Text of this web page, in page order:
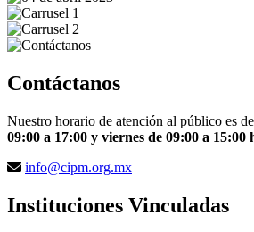
Contáctanos
Nuestro horario de atención al público es de
09:00 a 17:00 y viernes de 09:00 a 15:00
info@cipm.org.mx
Instituciones Vinculadas